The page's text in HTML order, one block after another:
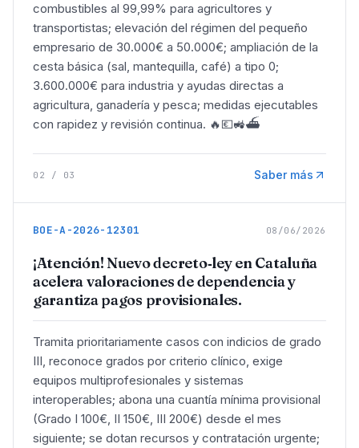
combustibles al 99,99% para agricultores y
transportistas; elevación del régimen del pequeño
empresario de 30.000€ a 50.000€; ampliación de la
cesta básica (sal, mantequilla, café) a tipo 0;
3.600.000€ para industria y ayudas directas a
agricultura, ganadería y pesca; medidas ejecutables
con rapidez y revisión continua. 🔥💶🚜⛴️
02 / 03 Saber más
BOE-A-2026-12301 08/06/2026
¡Atención! Nuevo decreto‑ley en Cataluña
acelera valoraciones de dependencia y
garantiza pagos provisionales.
Tramita prioritariamente casos con indicios de grado
III, reconoce grados por criterio clínico, exige
equipos multiprofesionales y sistemas
interoperables; abona una cuantía mínima provisional
(Grado I 100€, II 150€, III 200€) desde el mes
siguiente; se dotan recursos y contratación urgente;